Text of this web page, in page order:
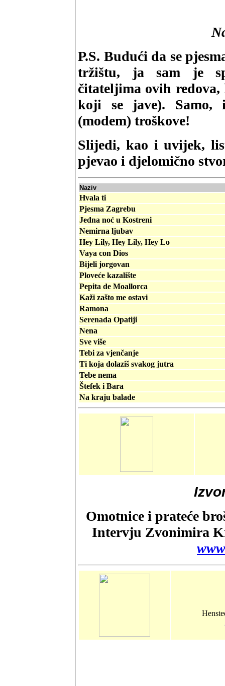
P.S. Budući da se
tržištu, ja sam je
čitateljima ovih
koji se jave). Samo,
(modem) troškove!
Slijedi, kao i uvijek,
pjevao i djelomično
Naziv
Hvala ti
Pjesma Zagrebu
Jedna noć u Kostreni
Nemirna ljubav
Hey Lily, Hey Lily, Hey Lo
Vaya con Dios
Bijeli jorgovan
Ploveće kazalište
Pepita de Moallorca
Kaži zašto me ostavi
Ramona
Serenada Opatiji
Nena
Sve više
Tebi za vjenčanje
Ti koja dolaziš svakog jutra
Tebe nema
Štefek i Bara
Na kraju balade
Omotnice i prateće
Intervju Zvonimira